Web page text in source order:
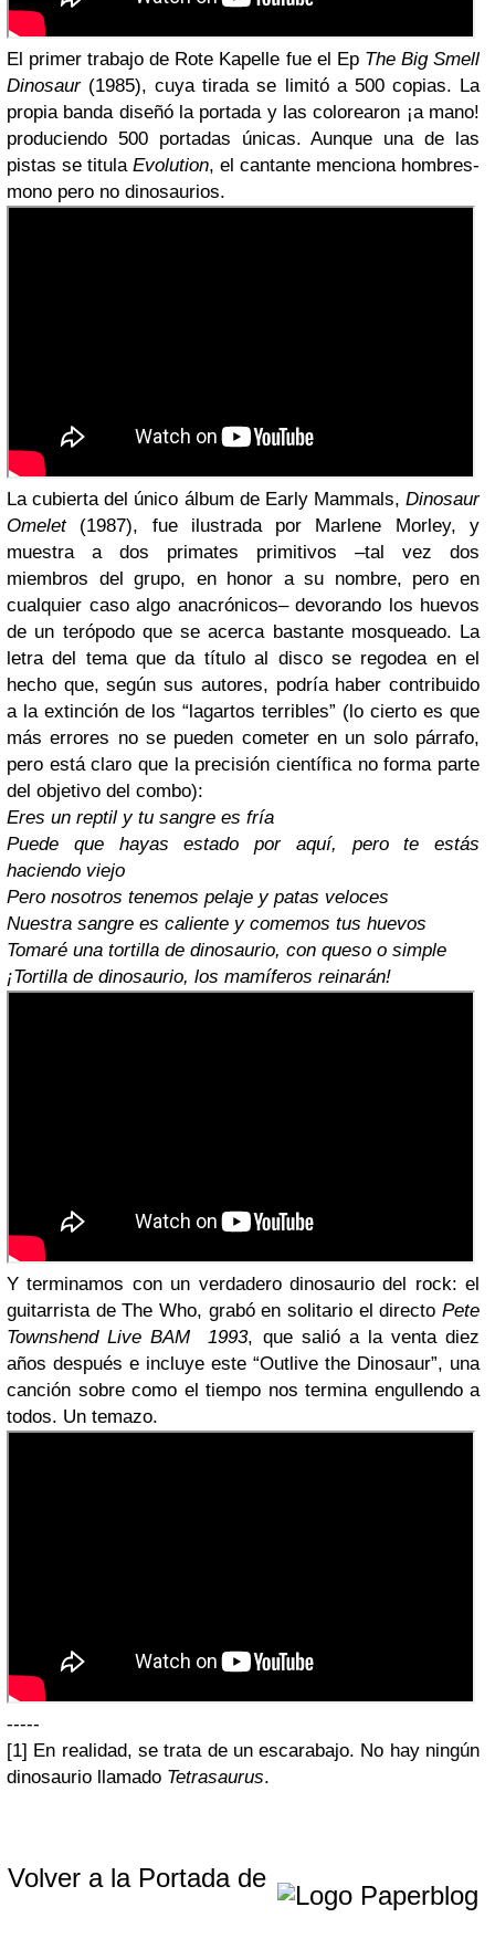
El primer trabajo de Rote Kapelle fue el Ep The Big Smell
Dinosaur(1985), cuya tirada se limitó a 500 copias. La
propia banda diseñó la portada y las colorearon ¡a mano!
produciendo 500 portadas únicas. Aunque una de las
pistas se titula Evolution, el cantante menciona hombres-
mono pero no dinosaurios.
La cubierta del único álbum de Early Mammals, Dinosaur
Omelet(1987), fue ilustrada por Marlene Morley, y
muestra a dos primates primitivos –tal vez dos
miembros del grupo, en honor a su nombre, pero en
cualquier caso algo anacrónicos– devorando los huevos
de un terópodo que se acerca bastante mosqueado. La
letra del tema que da título al disco se regodea en el
hecho que, según sus autores, podría haber contribuido
a la extinción de los “lagartos terribles” (lo cierto es que
más errores no se pueden cometer en un solo párrafo,
pero está claro que la precisión científica no forma parte
del objetivo del combo):
Eres un reptil y tu sangre es fría
Puede que hayas estado por aquí, pero te estás
haciendo viejo
Pero nosotros tenemos pelaje y patas veloces
Nuestra sangre es caliente y comemos tus huevos
Tomaré una tortilla de dinosaurio, con queso o simple
¡Tortilla de dinosaurio, los mamíferos reinarán!
Y terminamos con un verdadero dinosaurio del rock: el
guitarrista de The Who, grabó en solitario el directo Pete
Townshend Live BAM 1993, que salió a la venta diez
años después e incluye este “Outlive the Dinosaur”, una
canción sobre como el tiempo nos termina engullendo a
todos. Un temazo.
-----
[1] En realidad, se trata de un escarabajo. No hay ningún
dinosaurio llamado Tetrasaurus.
Volver a la Portada de